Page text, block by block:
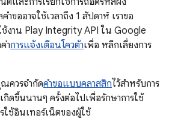
ำขออาจใช้เวลาถึง 1 สัปดาห์ เราขอ
งาน Play Integrity API ใน Google
าการแจ้งเตือนโควต้าเพื่อ หลีกเลี่ยงการ
ควรจำกัดคำขอแบบคลาสสิกไว้สำหรับการ
กิดขึ้นนานๆ ครั้งต่อไปเพื่อรักษาการใช้
ช้อินเทอร์เน็ตของผู้ใช้